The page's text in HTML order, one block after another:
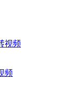
频